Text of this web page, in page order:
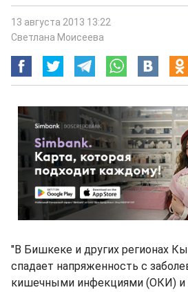
13 августа 2013 13:22
Светлана Моисеева
"В Бишкеке и других регионах
спадает напряженность с
кишечными инфекциями (ОКИ) и